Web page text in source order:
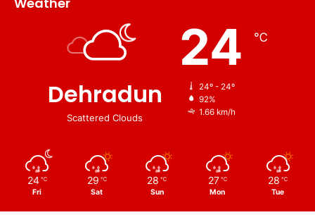
Dehradun
Scattered Clouds
24 ℃
24º - 24º
92%
1.66 km/h
24 ℃
Fri
29 ℃
Sat
28 ℃
Sun
27 ℃
Mon
28 ℃
Tue